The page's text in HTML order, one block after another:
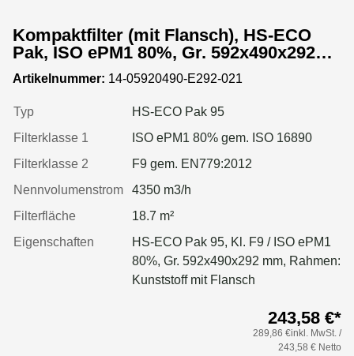
Kompaktfilter (mit Flansch), HS-ECO
Pak, ISO ePM1 80%, Gr. 592x490x292
mm, Rahmen:Kunststoff
Artikelnummer: 14-05920490-E292-021
Typ
HS-ECO Pak 95
Filterklasse 1
ISO ePM1 80% gem. ISO 16890
Filterklasse 2
F9 gem. EN779:2012
Nennvolumenstrom
4350 m3/h
Filterfläche
18.7 m²
Eigenschaften
HS-ECO Pak 95, Kl. F9 / ISO ePM1
80%, Gr. 592x490x292 mm, Rahmen:
Kunststoff mit Flansch
243,58 €*
289,86 €inkl. MwSt. /
243,58 € Netto